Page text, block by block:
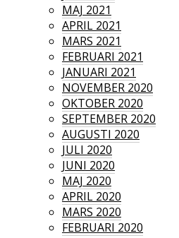
MAJ 2021
APRIL 2021
MARS 2021
FEBRUARI 2021
JANUARI 2021
NOVEMBER 2020
OKTOBER 2020
SEPTEMBER 2020
AUGUSTI 2020
JULI 2020
JUNI 2020
MAJ 2020
APRIL 2020
MARS 2020
FEBRUARI 2020